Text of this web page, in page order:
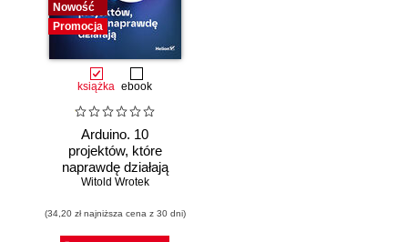
Nowość
Promocja
książka ebook
Arduino. 10
projektów, które
naprawdę działają
Witold Wrotek
(34,20 zł najniższa cena z 30 dni)